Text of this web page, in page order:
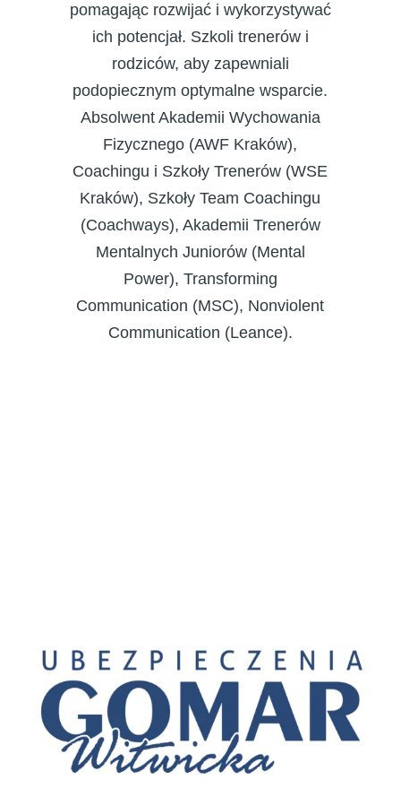
pomagając rozwijać i wykorzystywać
ich potencjał. Szkoli trenerów i
rodziców, aby zapewniali
podopiecznym optymalne wsparcie.
Absolwent Akademii Wychowania
Fizycznego (AWF Kraków),
Coachingu i Szkoły Trenerów (WSE
Kraków), Szkoły Team Coachingu
(Coachways), Akademii Trenerów
Mentalnych Juniorów (Mental
Power), Transforming
Communication (MSC), Nonviolent
Communication (Leance).